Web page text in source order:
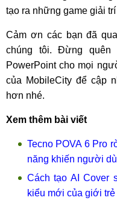
tạo ra những game giải
Cảm ơn các bạn đã
chúng tôi. Đừng
PowerPoint cho mọi
của MobileCity để cập
hơn nhé.
Xem thêm bài viết
Tecno POVA 6 Pro
năng khiến người
Cách tạo AI Cover
kiểu mới của giới trẻ